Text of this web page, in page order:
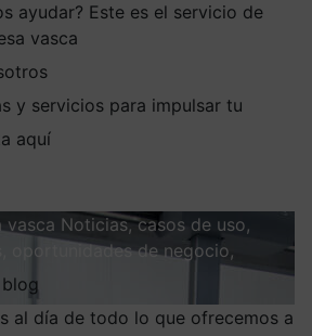
ayudar? Este es el servicio de
vasca
y servicios para impulsar tu
aquí
vasca Noticias, casos de uso,
oportunidades de negocio,
al día de todo lo que ofrecemos a